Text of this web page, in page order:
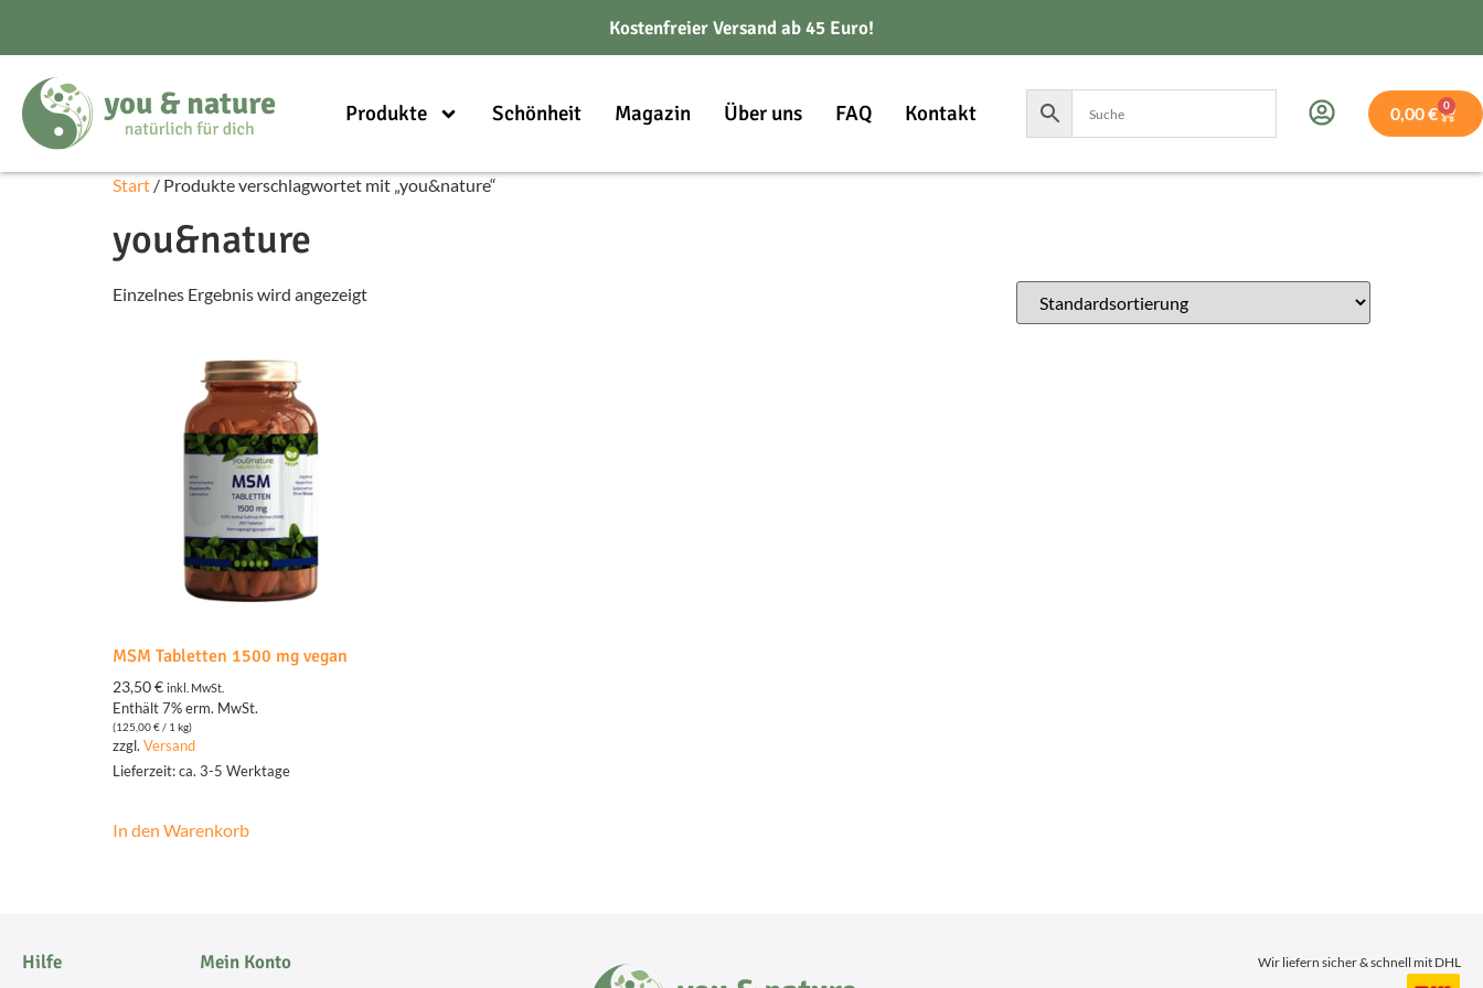
Kostenfreier Versand ab 45 Euro!
Produkte Schönheit Magazin Über uns FAQ Kontakt 0,00€ 0
Start / Produkte verschlagwortet mit „you&nature“
you&nature
Einzelnes Ergebnis wird angezeigt
MSM Tabletten 1500 mg vegan
23,50€ inkl. MwSt.
Enthält 7% erm. MwSt.
(125,00€/ 1 kg)
zzgl. Versand
Lieferzeit: ca. 3-5 Werktage
In den Warenkorb
Hilfe Mein Konto Wir liefern sicher & schnell mit DHL